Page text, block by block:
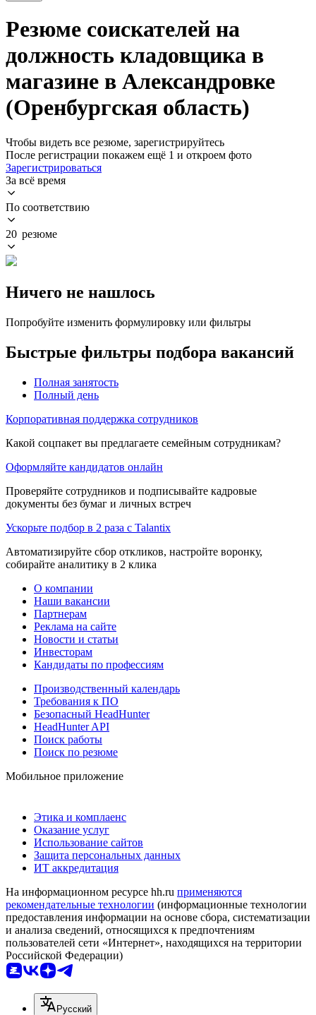
Резюме соискателей на
должность кладовщика в
магазине в Александровке
(Оренбургская область)
Чтобы видеть все резюме, зарегистрируйтесь
После регистрации покажем ещё 1 и откроем фото
Зарегистрироваться
За всё время
По соответствию
20 резюме
Ничего не нашлось
Попробуйте изменить формулировку или фильтры
Быстрые фильтры подбора вакансий
Полная занятость
Полный день
Корпоративная поддержка сотрудников
Какой соцпакет вы предлагаете семейным сотрудникам?
Оформляйте кандидатов онлайн
Проверяйте сотрудников и подписывайте кадровые
документы без бумаг и личных встреч
Ускорьте подбор в 2 раза с Talantix
Автоматизируйте сбор откликов, настройте воронку,
собирайте аналитику в 2 клика
О компании
Наши вакансии
Партнерам
Реклама на сайте
Новости и статьи
Инвесторам
Кандидаты по профессиям
Производственный календарь
Требования к ПО
Безопасный HeadHunter
HeadHunter API
Поиск работы
Поиск по резюме
Мобильное приложение
Этика и комплаенс
Оказание услуг
Использование сайтов
Защита персональных данных
ИТ аккредитация
На информационном ресурсе hh.ru применяются
рекомендательные технологии (информационные технологии
предоставления информации на основе сбора, систематизации
и анализа сведений, относящихся к предпочтениям
пользователей сети «Интернет», находящихся на территории
Российской Федерации)
Русский